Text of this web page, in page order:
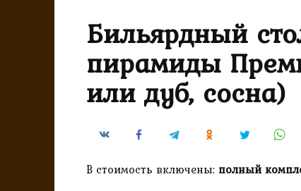
Бильярдный
пирамиды
или дуб, сосна)
В стоимость включены: полный